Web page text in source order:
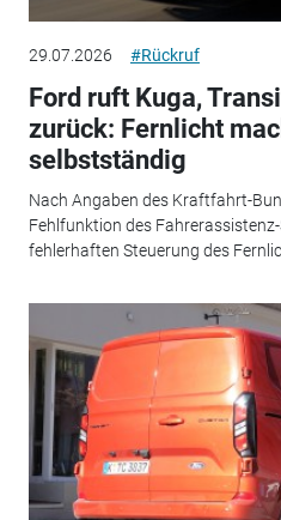
29.07.2026 #Rückruf
Ford ruft Kuga,
zurück: Fernlicht
selbstständig
Nach Angaben des Kraftfahrt-
Fehlfunktion des
fehlerhaften Steuerung des